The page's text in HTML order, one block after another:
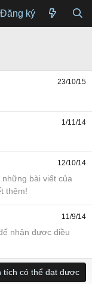
Đăng ký
23/10/15
1/11/14
12/10/14
bài viết của
thêm!
11/9/14
nhận được điều
tích có thể đạt được